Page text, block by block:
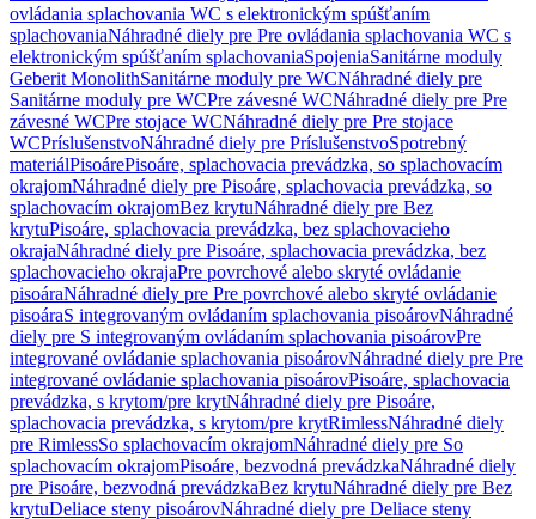
ovládania splachovania WC s elektronickým spúšťaním
splachovaniaNáhradné diely pre Pre ovládania splachovania WC s
elektronickým spúšťaním splachovaniaSpojeniaSanitárne moduly
Geberit MonolithSanitárne moduly pre WCNáhradné diely pre
Sanitárne moduly pre WCPre závesné WCNáhradné diely pre Pre
závesné WCPre stojace WCNáhradné diely pre Pre stojace
WCPríslušenstvoNáhradné diely pre PríslušenstvoSpotrebný
materiálPisoárePisoáre, splachovacia prevádzka, so splachovacím
okrajomNáhradné diely pre Pisoáre, splachovacia prevádzka, so
splachovacím okrajomBez krytuNáhradné diely pre Bez
krytuPisoáre, splachovacia prevádzka, bez splachovacieho
okrajaNáhradné diely pre Pisoáre, splachovacia prevádzka, bez
splachovacieho okrajaPre povrchové alebo skryté ovládanie
pisoáraNáhradné diely pre Pre povrchové alebo skryté ovládanie
pisoáraS integrovaným ovládaním splachovania pisoárovNáhradné
diely pre S integrovaným ovládaním splachovania pisoárovPre
integrované ovládanie splachovania pisoárovNáhradné diely pre Pre
integrované ovládanie splachovania pisoárovPisoáre, splachovacia
prevádzka, s krytom/pre krytNáhradné diely pre Pisoáre,
splachovacia prevádzka, s krytom/pre krytRimlessNáhradné diely
pre RimlessSo splachovacím okrajomNáhradné diely pre So
splachovacím okrajomPisoáre, bezvodná prevádzkaNáhradné diely
pre Pisoáre, bezvodná prevádzkaBez krytuNáhradné diely pre Bez
krytuDeliace steny pisoárovNáhradné diely pre Deliace steny